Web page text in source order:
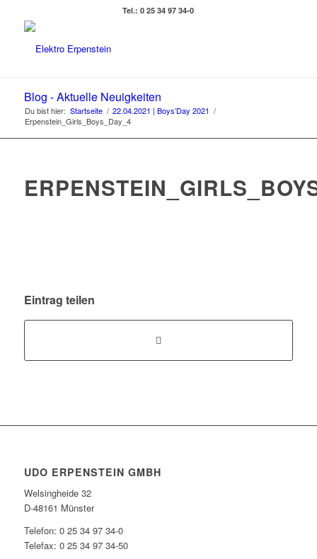
Tel.: 0 25 34 97 34-0
Blog - Aktuelle Neuigkeiten
Du bist hier: Startseite / 22.04.2021 | Boys’Day 2021 /
Erpenstein_Girls_Boys_Day_4
Eintrag teilen
UDO ERPENSTEIN GMBH
Welsingheide 32
D-48161 Münster
Telefon: 0 25 34 97 34-0
Telefax: 0 25 34 97 34-50